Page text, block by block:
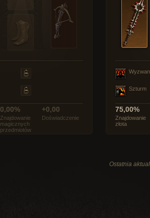
0,00%
Znajdowanie
magicznych
przedmiotów
+0,00
Doświadczenie
Szturm
75,00%
Znajdowanie
złota
Ostatnia